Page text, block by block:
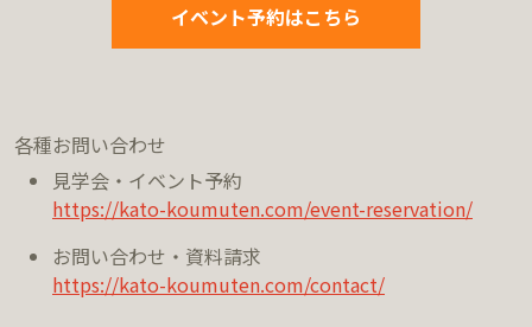
イベント予約はこちら
各種お問い合わせ
見学会・イベント予約
https://kato-koumuten.com/event-reservation/
お問い合わせ・資料請求
https://kato-koumuten.com/contact/